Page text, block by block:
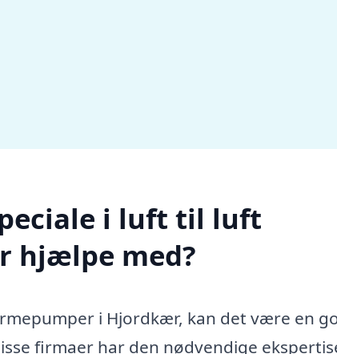
i luft til luft
hjælpe med?
i Hjordkær, kan det være en
firmaer har den nødvendige